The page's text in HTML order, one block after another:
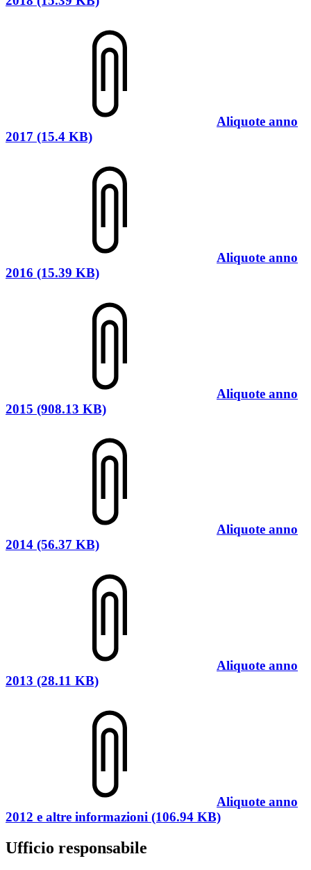
Aliquote anno
2017 (15.4 KB)
Aliquote anno
2016 (15.39 KB)
Aliquote anno
2015 (908.13 KB)
Aliquote anno
2014 (56.37 KB)
Aliquote anno
2013 (28.11 KB)
Aliquote anno
2012 e altre informazioni (106.94 KB)
Ufficio responsabile